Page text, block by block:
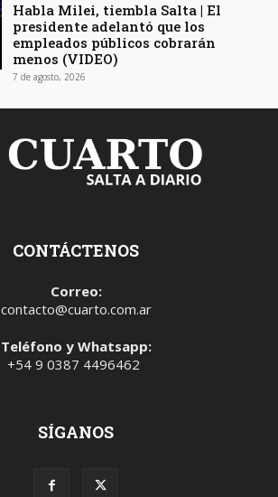
Habla Milei, tiembla Salta | El
presidente adelantó que los
empleados públicos cobrarán
menos (VIDEO)
7 de agosto, 2026
CONTÁCTENOS
Correo:
contacto@cuarto.com.ar
Teléfono y Whatsapp:
+54 9 0387 4496462
SÍGANOS